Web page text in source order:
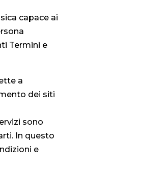
capace ai
Termini e
a
dei siti
sono
In questo
e